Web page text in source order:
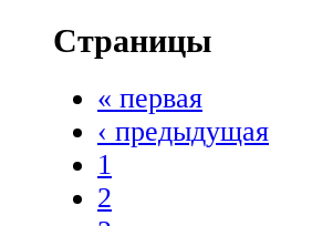
Страницы
« первая
‹ предыдущая
1
2